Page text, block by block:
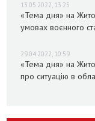
13.05.2022, 13:25
«Тема дня» на
умовах воєнного
29.04.2022, 10:59
«Тема дня» на
про ситуацію в